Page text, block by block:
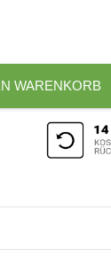
WARENKORB